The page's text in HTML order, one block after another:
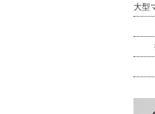
大型